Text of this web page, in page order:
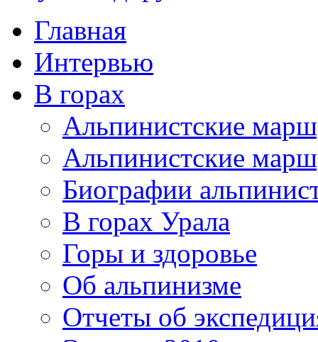
Главная
Интервью
В горах
Альпинистские
Альпинистские
Биографии
В горах Урала
Горы и здоровье
Об альпинизме
Отчеты об